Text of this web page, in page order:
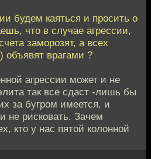
будем каяться и просить о
что в случае агрессии,
заморозят, а всех
объявят врагами ?
агрессии может и не
так все сдаст -лишь бы
за бугром имеется, и
не рисковать. Зачем
кто у нас пятой колонной